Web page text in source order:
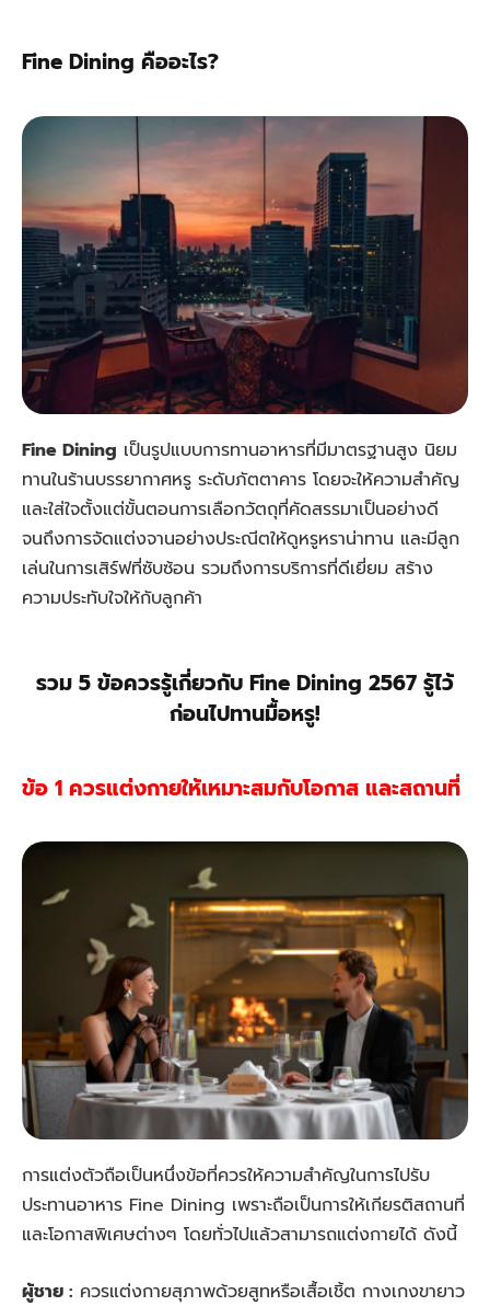
Fine Dining คืออะไร?
Fine Dining เป็นรูปแบบการทานอาหารที่มีมาตรฐานสูง นิยม
ทานในร้านบรรยากาศหรู ระดับภัตตาคาร โดยจะให้ความสำคัญ
และใส่ใจตั้งแต่ขั้นตอนการเลือกวัตถุที่คัดสรรมาเป็นอย่างดี
จนถึงการจัดแต่งจานอย่างประณีตให้ดูหรูหราน่าทาน และมีลูก
เล่นในการเสิร์ฟที่ซับซ้อน รวมถึงการบริการที่ดีเยี่ยม สร้าง
ความประทับใจให้กับลูกค้า
รวม 5 ข้อควรรู้เกี่ยวกับ Fine Dining 2567 รู้ไว้
ก่อนไปทานมื้อหรู!
ข้อ 1 ควรแต่งกายให้เหมาะสมกับโอกาส และสถานที่
การแต่งตัวถือเป็นหนึ่งข้อที่ควรให้ความสำคัญในการไปรับ
ประทานอาหาร Fine Dining เพราะถือเป็นการให้เกียรติสถานที่
และโอกาสพิเศษต่างๆ โดยทั่วไปแล้วสามารถแต่งกายได้ ดังนี้
ผู้ชาย : ควรแต่งกายสุภาพด้วยสูทหรือเสื้อเชิ้ต กางเกงขายาว